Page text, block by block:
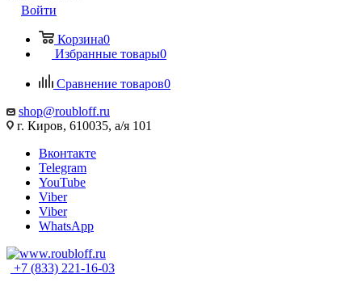
Войти
Корзина0
Избранные товары0
Сравнение товаров0
shop@roubloff.ru
г. Киров, 610035, а/я 101
Вконтакте
Telegram
YouTube
Viber
Viber
WhatsApp
+7 (833) 221-16-03